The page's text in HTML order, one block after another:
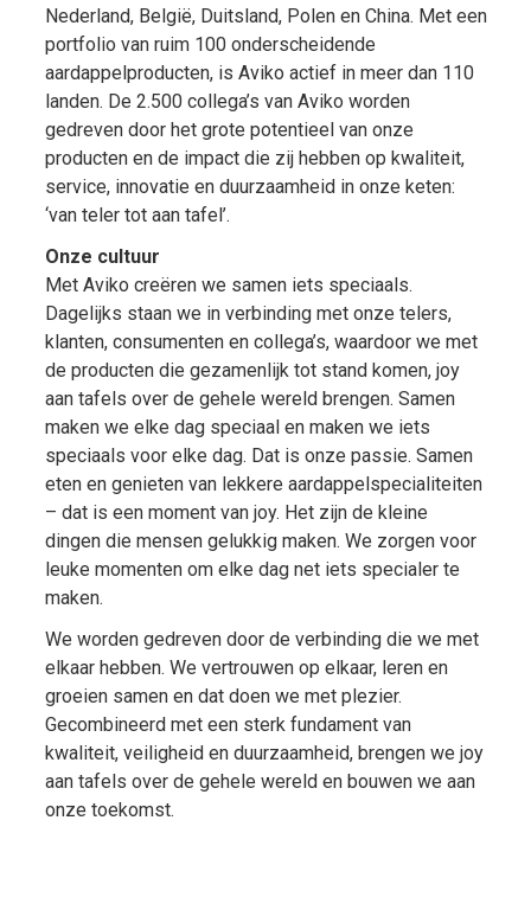
Nederland, België, Duitsland, Polen en China. Met een
portfolio van ruim 100 onderscheidende
aardappelproducten, is Aviko actief in meer dan 110
landen. De 2.500 collega’s van Aviko worden
gedreven door het grote potentieel van onze
producten en de impact die zij hebben op kwaliteit,
service, innovatie en duurzaamheid in onze keten:
‘van teler tot aan tafel’.
Onze cultuur
Met Aviko creëren we samen iets speciaals.
Dagelijks staan we in verbinding met onze telers,
klanten, consumenten en collega’s, waardoor we met
de producten die gezamenlijk tot stand komen, joy
aan tafels over de gehele wereld brengen. Samen
maken we elke dag speciaal en maken we iets
speciaals voor elke dag. Dat is onze passie. Samen
eten en genieten van lekkere aardappelspecialiteiten
– dat is een moment van joy. Het zijn de kleine
dingen die mensen gelukkig maken. We zorgen voor
leuke momenten om elke dag net iets specialer te
maken.
We worden gedreven door de verbinding die we met
elkaar hebben. We vertrouwen op elkaar, leren en
groeien samen en dat doen we met plezier.
Gecombineerd met een sterk fundament van
kwaliteit, veiligheid en duurzaamheid, brengen we joy
aan tafels over de gehele wereld en bouwen we aan
onze toekomst.